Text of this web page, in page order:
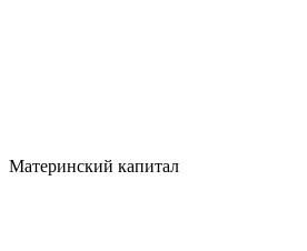
Материнский капитал